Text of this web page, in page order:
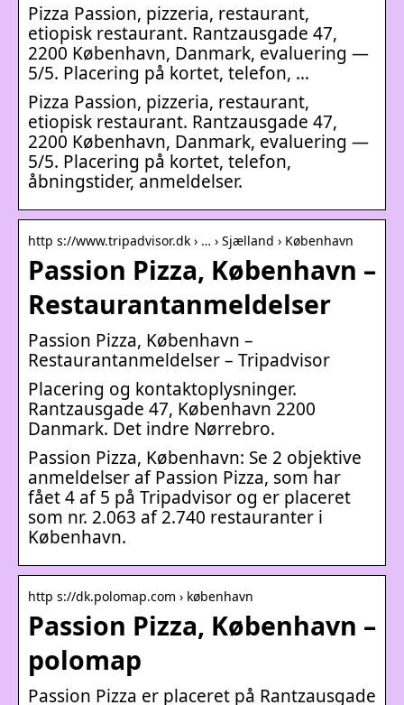
Pizza Passion, pizzeria, restaurant,
etiopisk restaurant. Rantzausgade 47,
2200 København, Danmark, evaluering —
5/5. Placering på kortet, telefon, …
Pizza Passion, pizzeria, restaurant,
etiopisk restaurant. Rantzausgade 47,
2200 København, Danmark, evaluering —
5/5. Placering på kortet, telefon,
åbningstider, anmeldelser.
http s://www.tripadvisor.dk › … › Sjælland › København
Passion Pizza, København –
Restaurantanmeldelser
Passion Pizza, København –
Restaurantanmeldelser – Tripadvisor
Placering og kontaktoplysninger.
Rantzausgade 47, København 2200
Danmark. Det indre Nørrebro.
Passion Pizza, København: Se 2 objektive
anmeldelser af Passion Pizza, som har
fået 4 af 5 på Tripadvisor og er placeret
som nr. 2.063 af 2.740 restauranter i
København.
http s://dk.polomap.com › københavn
Passion Pizza, København –
polomap
Passion Pizza er placeret på Rantzausgade